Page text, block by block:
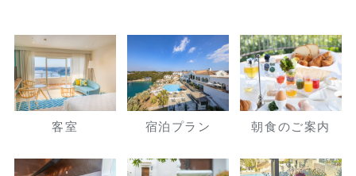
客室 宿泊プラン 朝食のご案内